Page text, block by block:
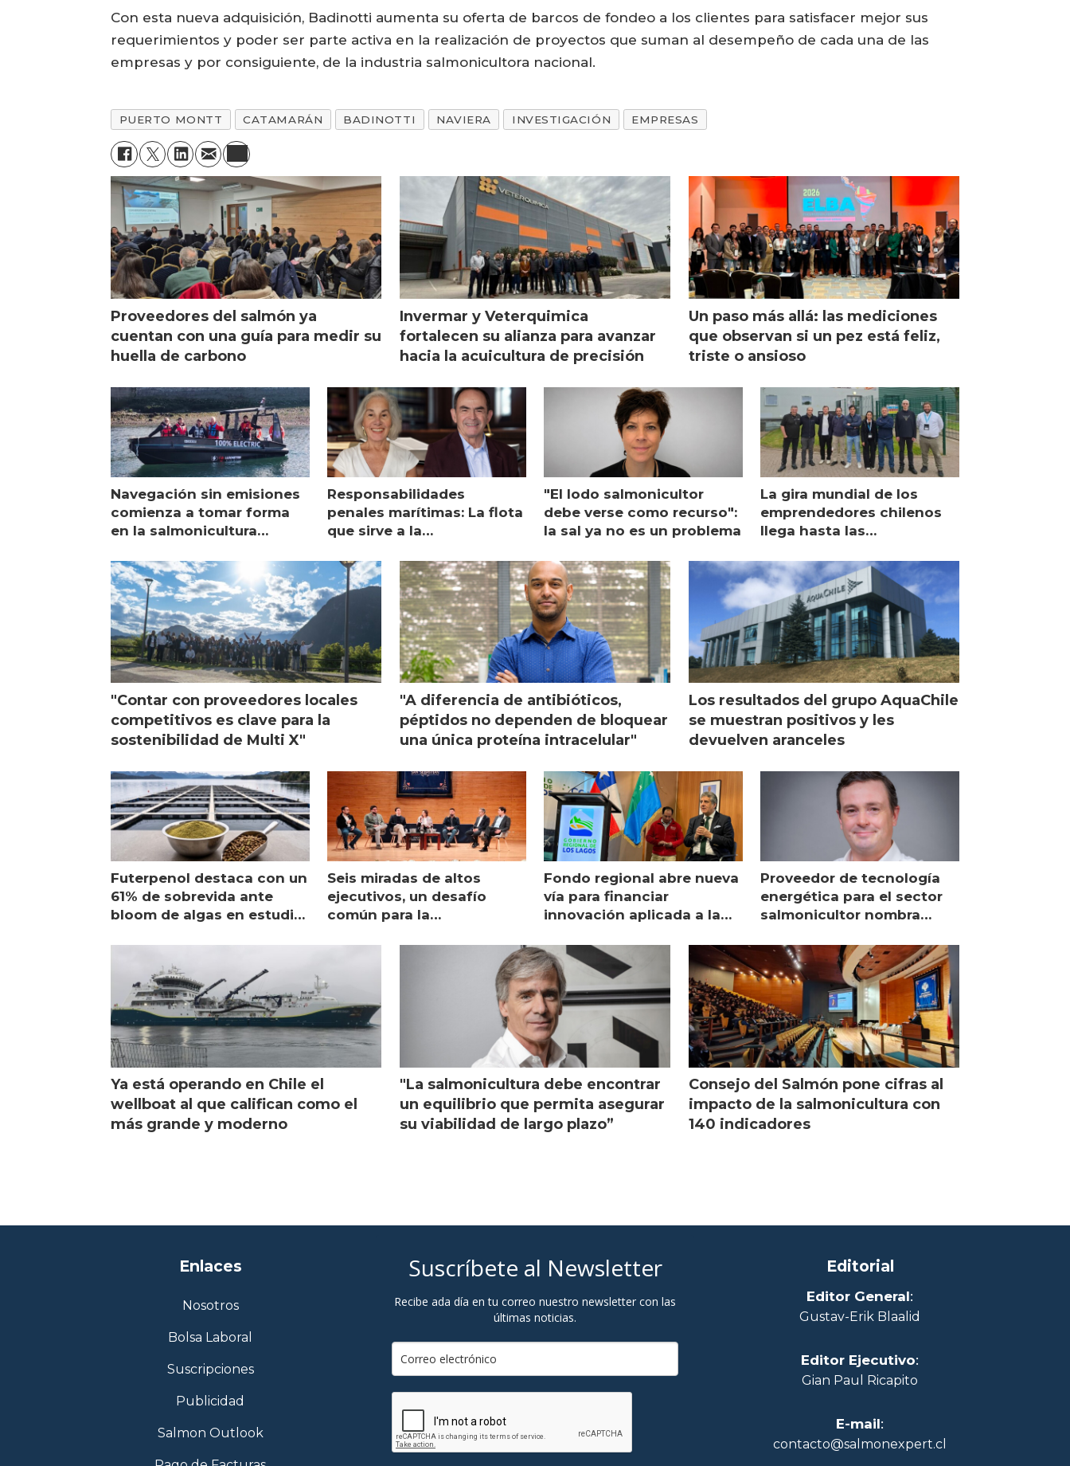
Con esta nueva adquisición, Badinotti aumenta su oferta de barcos de fondeo a los clientes para satisfacer mejor sus
requerimientos y poder ser parte activa en la realización de proyectos que suman al desempeño de cada una de las
empresas y por consiguiente, de la industria salmonicultora nacional.
PUERTO MONTT CATAMARÁN BADINOTTI NAVIERA INVESTIGACIÓN EMPRESAS
Proveedores del salmón ya
cuentan con una guía para medir su
huella de carbono
Invermar y Veterquimica
fortalecen su alianza para avanzar
hacia la acuicultura de precisión
Un paso más allá: las mediciones
que observan si un pez está feliz,
triste o ansioso
Navegación sin emisiones
comienza a tomar forma
en la salmonicultura
Responsabilidades
penales marítimas: La flota
que sirve a la
visión
"El lodo salmonicultor
debe verse como recurso":
la sal ya no es un problema
La gira mundial de los
emprendedores chilenos
llega hasta las
Escocia
"Contar con proveedores locales
competitivos es clave para la
sostenibilidad de Multi X"
"A diferencia de antibióticos,
péptidos no dependen de bloquear
una única proteína intracelular"
Los resultados del grupo AquaChile
se muestran positivos y les
devuelven aranceles
Futerpenol destaca con un
61% de sobrevida ante
bloom de algas en estudio
Seis miradas de altos
ejecutivos, un desafío
común para la
Fondo regional abre nueva
vía para financiar
innovación aplicada a la
Proveedor de tecnología
energética para el sector
salmonicultor nombra
Ya está operando en Chile el
wellboat al que califican como el
más grande y moderno
"La salmonicultura debe encontrar
un equilibrio que permita asegurar
su viabilidad de largo plazo”
Consejo del Salmón pone cifras al
impacto de la salmonicultura con
140 indicadores
Enlaces
Nosotros
Bolsa Laboral
Suscripciones
Publicidad
Salmon Outlook
Suscríbete al Newsletter
Recibe ada día en tu correo nuestro newsletter con las
últimas noticias.
Editorial
Editor General:
Gustav-Erik Blaalid
Editor Ejecutivo:
Gian Paul Ricapito
E-mail:
contacto@salmonexpert.cl